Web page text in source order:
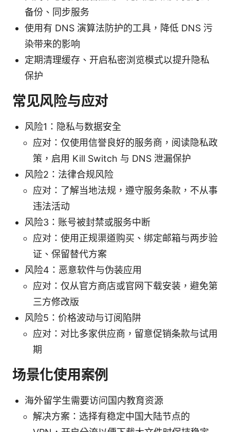
备份、同步服务
使用有 DNS 演算法防护的工具，降低 DNS 污
染带来的影响
定期清理缓存、开启私密浏览模式以提升隐私
保护
常见风险与应对
风险1：隐私与数据安全
应对：仅使用信誉良好的服务商，阅读隐私政
策，启用 Kill Switch 与 DNS 泄漏保护
风险2：法律合规风险
应对：了解当地法规，遵守服务条款，不从事
违法活动
风险3：账号被封禁或服务中断
应对：使用正规渠道购买、绑定邮箱与两步验
证、保留替代方案
风险4：恶意软件与伪装应用
应对：仅从官方商店或官网下载安装，避免第
三方修改版
风险5：价格波动与订阅陷阱
应对：对比多家供应商，留意促销条款与试用
期
场景化使用案例
海外留学生需要访问国内教育资源
解决方案：选择有稳定中国大陆节点的